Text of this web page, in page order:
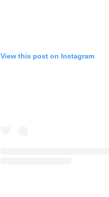
View this post on Instagram